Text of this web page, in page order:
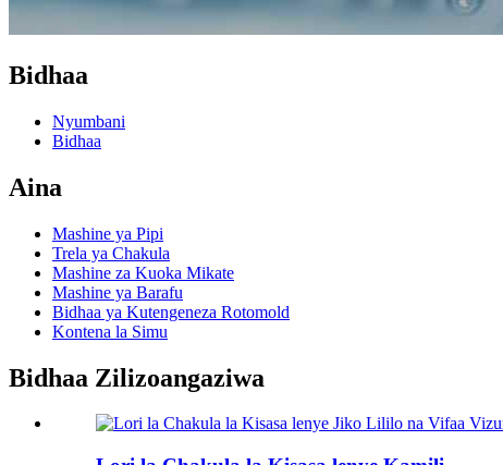
Bidhaa
Nyumbani
Bidhaa
Aina
Mashine ya Pipi
Trela ​​ya Chakula
Mashine za Kuoka Mikate
Mashine ya Barafu
Bidhaa ya Kutengeneza Rotomold
Kontena la Simu
Bidhaa Zilizoangaziwa